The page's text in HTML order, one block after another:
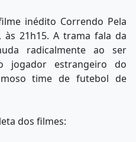
inédito Correndo Pela
às 21h15. A trama fala da
radicalmente ao ser
jogador estrangeiro do
time de futebol de
dos filmes: